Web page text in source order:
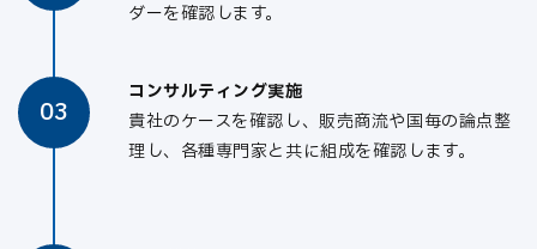
ダーを確認します。
03
コンサルティング実施
貴社のケースを確認し、販売商流や国毎の論点整
理し、各種専門家と共に組成を確認します。